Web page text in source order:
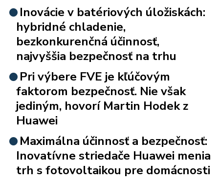
Inovácie v batériových úložiskách:
hybridné chladenie,
bezkonkurenčná účinnosť,
najvyššia bezpečnosť na trhu
Pri výbere FVE je kľúčovým
faktorom bezpečnosť. Nie však
jediným, hovorí Martin Hodek z
Huawei
Maximálna účinnosť a bezpečnosť:
Inovatívne striedače Huawei menia
trh s fotovoltaikou pre domácnosti